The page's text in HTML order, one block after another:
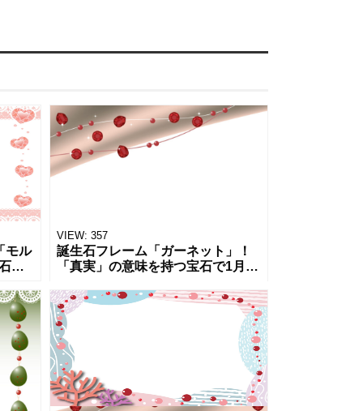
モル
に
る
ン
VIEW: 357
誕生石フレーム「ガーネット」！
「真実」の意味を持つ宝石で1月の
ートにおすすめの素材です。ダウ
ンロードで使えるPNG素材は透過
になっ